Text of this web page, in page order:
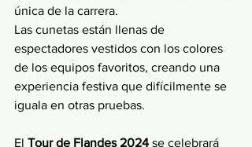
única de la carrera.
Las cunetas están llenas de
espectadores vestidos con los colores
de los equipos favoritos, creando una
experiencia festiva que difícilmente se
iguala en otras pruebas.
El Tour de Flandes 2024 se celebrará